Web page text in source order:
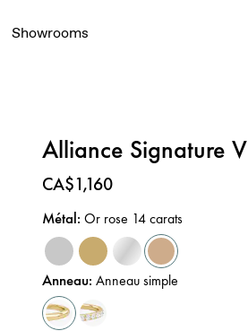
Showrooms
Alliance Signature V
Prix:
CA$1,160
Métal:Or rose 14 carats
Anneau:Anneau simple